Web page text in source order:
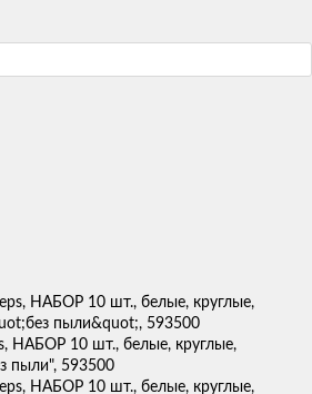
НАБОР 10 шт., белые, круглые,
пыли", 593500